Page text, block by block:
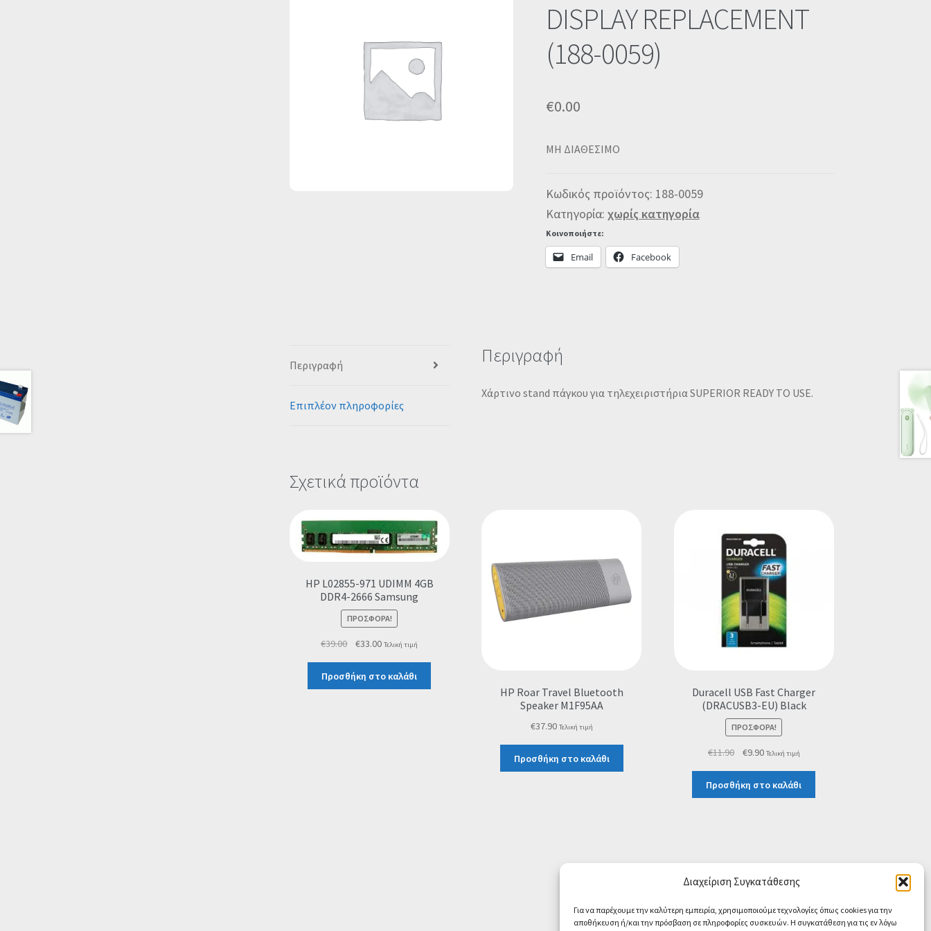
Διαχείριση Συγκατάθεσης
Για να παρέχουμε την καλύτερη εμπειρία, χρησιμοποιούμε τεχνολογίες όπως cookies για την
αποθήκευση ή/και την πρόσβαση σε πληροφορίες συσκευών. Η συγκατάθεση για τις εν λόγω
DISPLAY REPLACEMENT
(188-0059)
€0.00
MΗ ΔΙΑΘΕΣΙΜΟ
Κωδικός προϊόντος: 188-0059
Κατηγορία: χωρίς κατηγορία
Κοινοποιήστε:
Email Facebook
Περιγραφή
Επιπλέον πληροφορίες
Περιγραφή
Χάρτινο stand πάγκου για τηλεχειριστήρια SUPERIOR READY TO USE.
Σχετικά προϊόντα
HP L02855-971 UDIMM 4GB
DDR4-2666 Samsung
ΠΡΟΣΦΟΡΆ!
€39.00
Original
was:
€39.00.
€33.00Η
τιμή
είναι:
Τελική τιμή
Προσθήκη στο καλάθι
HP Roar Travel Bluetooth
Speaker M1F95AA
€37.90 Τελική τιμή
Προσθήκη στο καλάθι
Duracell USB Fast Charger
(DRACUSB3-EU) Black
ΠΡΟΣΦΟΡΆ!
€11.90
Original
was:
€11.90.
€9.90Η
τιμή
είναι:
Τελική τιμή
Προσθήκη στο καλάθι